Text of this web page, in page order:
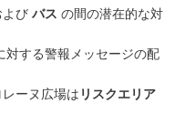
よび バス の間の潜在的な対
対する警報メッセージの配
ーヌ広場は リスクエリア